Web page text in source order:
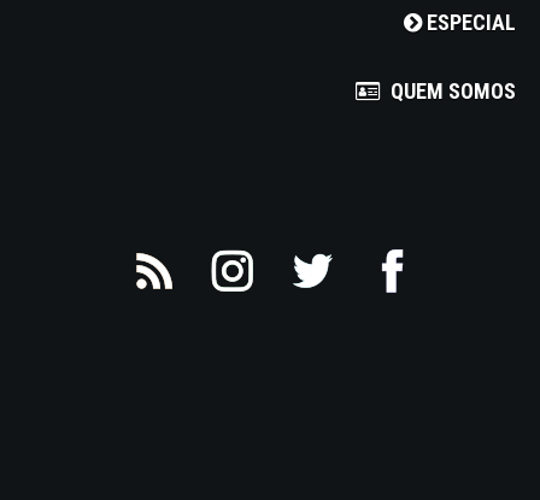
ESPECIAL
QUEM SOMOS